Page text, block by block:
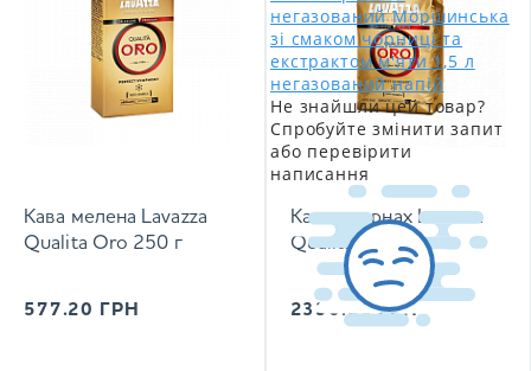
негазований Моршинська
зі смаком чорниці та
екстрактом м'яти 1,5 л
негазований напій
Не знайшли цей товар?
Спробуйте змінити запит
або перевірити
написання
Кава мелена Lavazza
Qualita Oro 250 г
577.20 ГРН
Кава в зернах Lavazza
Qualita Oro 1 кг
2330.10ГРН